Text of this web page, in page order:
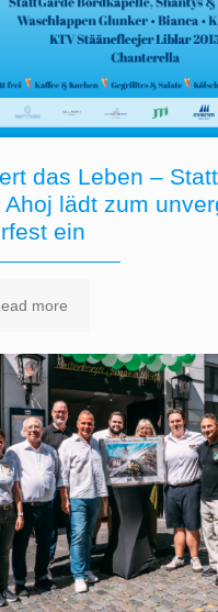
das Leben –
Ahoj lädt zum
ein
more